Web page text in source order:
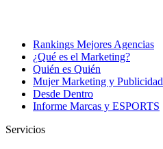
Rankings Mejores Agencias
¿Qué es el Marketing?
Quién es Quién
Mujer Marketing y Publicidad
Desde Dentro
Informe Marcas y ESPORTS
Servicios